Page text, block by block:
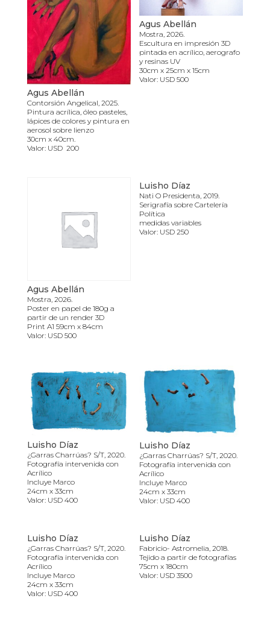
Agus Abellán
Contorsión Angelical, 2025.
Pintura acrílica, óleo pasteles,
lápices de colores y pintura en
aerosol sobre lienzo
30cm x 40cm.
Valor: USD 200
Agus Abellán
Mostra, 2026.
Escultura en impresión 3D
pintada en acrílico, aerografo
y resinas UV
30cm x 25cm x 15cm
Valor: USD 500
Agus Abellán
Mostra, 2026.
Poster en papel de 180g a
partir de un render 3D
Print A1 59cm x 84cm
Valor: USD 500
Luisho Díaz
Nati O Presidenta, 2019.
Serigrafía sobre Cartelería
Política
medidas variables
Valor: USD 250
Luisho Díaz
¿Garras Charrúas? S/T, 2020.
Fotografía intervenida con
Acrílico
Incluye Marco
24cm x 33cm
Valor: USD 400
Luisho Díaz
¿Garras Charrúas? S/T, 2020.
Fotografía intervenida con
Acrílico
Incluye Marco
24cm x 33cm
Valor: USD 400
Luisho Díaz
¿Garras Charrúas? S/T, 2020.
Fotografía intervenida con
Acrílico
Incluye Marco
24cm x 33cm
Valor: USD 400
Luisho Díaz
Fabricio- Astromelia, 2018.
Tejido a partir de fotografías
75cm x 180cm
Valor: USD 3500